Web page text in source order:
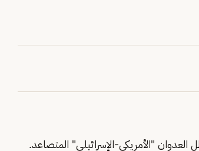
العدوان "الأمريكي-الإسرائيلي" المتصاعد.